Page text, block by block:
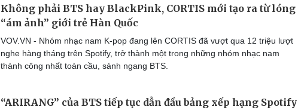
Không phải BTS hay BlackPink, CORTIS mới tạo ra từ lóng
“ám ảnh” giới trẻ Hàn Quốc
VOV.VN - Nhóm nhạc nam K-pop đang lên CORTIS đã vượt qua 12 triệu lượt
nghe hàng tháng trên Spotify, trở thành một trong những nhóm nhạc nam
thành công nhất toàn cầu, sánh ngang BTS.
“ARIRANG” của BTS tiếp tục dẫn đầu bảng xếp hạng Spotify